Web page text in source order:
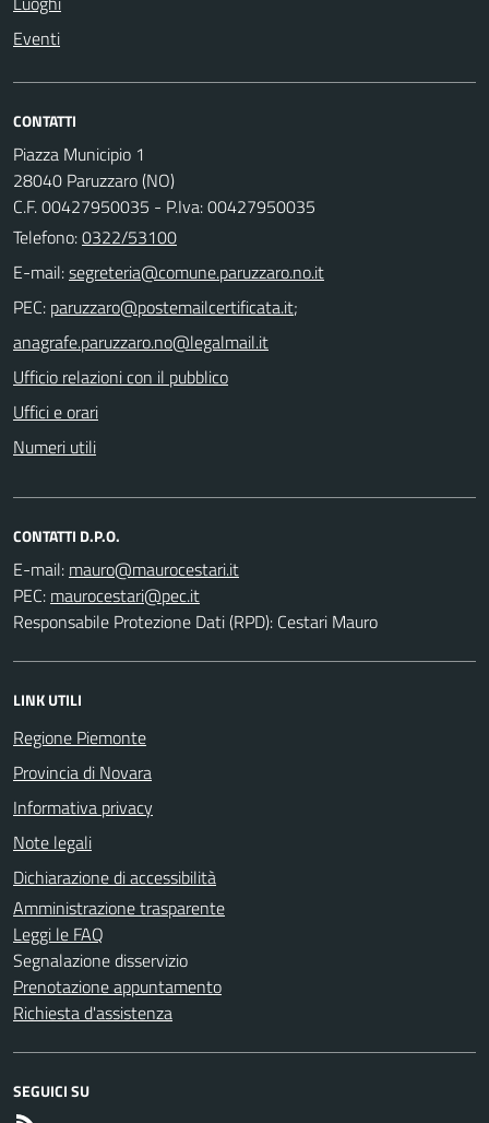
Eventi
CONTATTI
Piazza Municipio 1
28040 Paruzzaro (NO)
C.F. 00427950035 - P.Iva: 00427950035
Telefono:0322/53100
E-mail:
PEC:
;
Ufficio relazioni con il pubblico
Uffici e orari
Numeri utili
CONTATTI D.P.O.
E-mail:
PEC:
Responsabile Protezione Dati (RPD): Cestari Mauro
LINK UTILI
Regione Piemonte
Provincia di Novara
Informativa privacy
Note legali
Dichiarazione di accessibilità
Amministrazione trasparente
Leggi le FAQ
Segnalazione disservizio
Prenotazione appuntamento
Richiesta d'assistenza
SEGUICI SU